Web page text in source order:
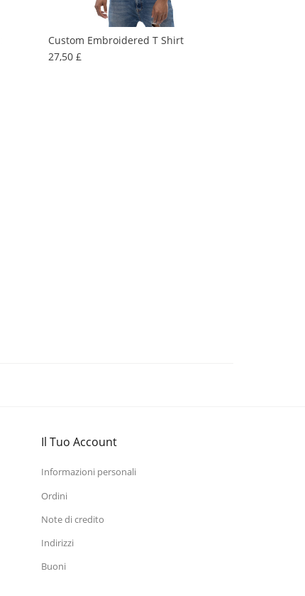
Custom Embroidered T Shirt
27,50 £
Il Tuo Account
Informazioni personali
Ordini
Note di credito
Indirizzi
Buoni